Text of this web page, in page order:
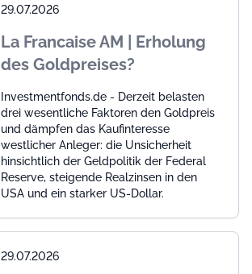
29.07.2026
La Francaise AM | Erholung
des Goldpreises?
Investmentfonds.de - Derzeit belasten
drei wesentliche Faktoren den Goldpreis
und dämpfen das Kaufinteresse
westlicher Anleger: die Unsicherheit
hinsichtlich der Geldpolitik der Federal
Reserve, steigende Realzinsen in den
USA und ein starker US-Dollar.
29.07.2026